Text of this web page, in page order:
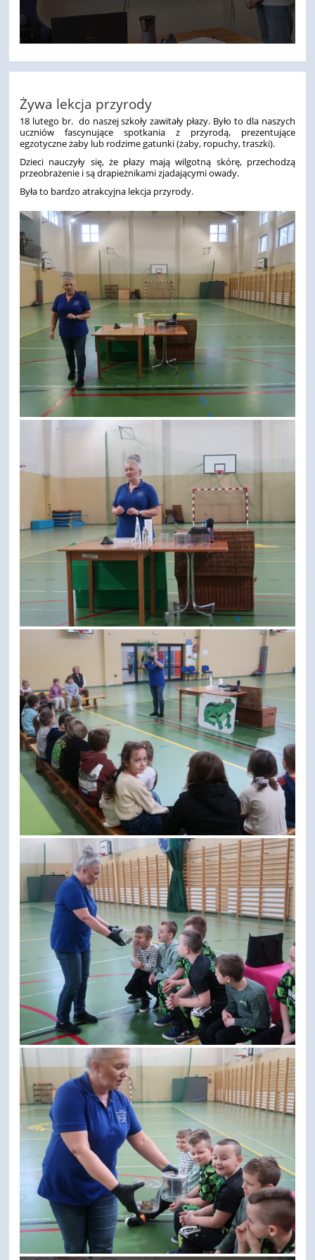
Żywa lekcja przyrody
18 lutego br. do naszej szkoły zawitały płazy. Było to dla naszych
uczniów fascynujące spotkania z przyrodą, prezentujące
egzotyczne żaby lub rodzime gatunki (żaby, ropuchy, traszki).
Dzieci nauczyły się, że płazy mają wilgotną skórę, przechodzą
przeobrażenie i są drapieżnikami zjadającymi owady.
Była to bardzo atrakcyjna lekcja przyrody.